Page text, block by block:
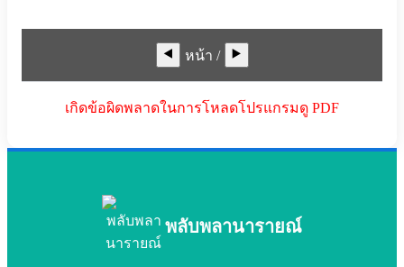
◀️ หน้า / ▶️
เกิดข้อผิดพลาดในการโหลดโปรแกรมดู PDF
พลับพลานารายณ์